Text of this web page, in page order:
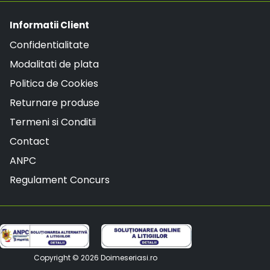
Informatii Client
Confidentialitate
Modalitati de plata
Politica de Cookies
Returnare produse
Termeni si Conditii
Contact
ANPC
Regulament Concurs
Copyright © 2026Doimeseriasi.ro